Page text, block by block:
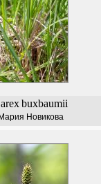
buxbaumii
Мария Новикова